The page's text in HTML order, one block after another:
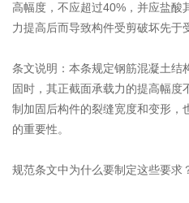
高幅度，不应超过40%，并应盐酸
力提高后而导致构件受剪破坏先于
条文说明：本条规定钢筋混凝土结
固时，其正截面承载力的提高幅
制加固后构件的裂缝宽度和变形，
的重要性。
规范条文中为什么要制定这些要求